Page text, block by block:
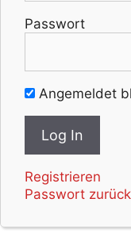
Passwort
Angemeldet
Registrieren
Passwort